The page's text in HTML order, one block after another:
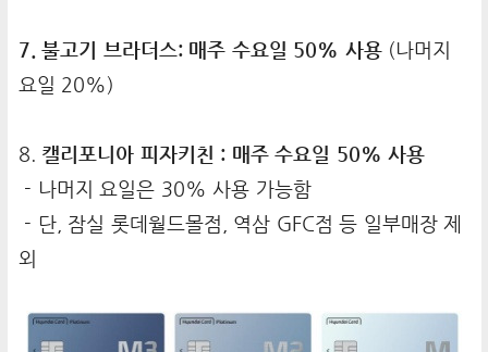
7. 불고기 브라더스: 매주 수요일 50% 사용(나머지
요일 20%)
8. 캘리포니아 피자키친 : 매주 수요일 50% 사용
- 나머지 요일은 30% 사용 가능함
- 단, 잠실 롯데월드몰점, 역삼 GFC점 등 일부매장 제
외